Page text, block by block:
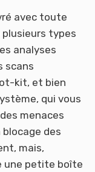
avec toute
types
analyses
scans
kit, et bien
qui vous
menaces
blocage des
mais,
une petite boîte